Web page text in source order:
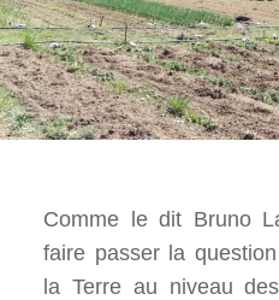
Comme le dit Bruno
faire passer la
la Terre au niveau